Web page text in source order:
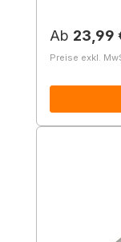
Regulärer
Ab 23,99
Preise exkl.